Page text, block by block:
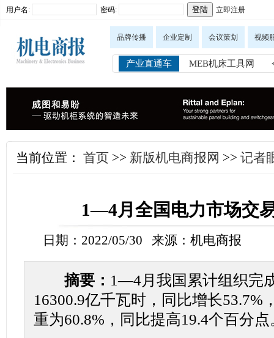
用户名: 密码: 立即注册
品牌传播 企业定制 会议策划 视频
产业直通车 MEB机床工具网
当前位置： 首页 >> 新版机电商报网 >> 记者
1—4月全国电力市场交
日期：2022/05/30 来源：机电商报
摘要： 1—4月我国累计组织完
16300.9亿千瓦时，同比增长53.7%
重为60.8%，同比提高19.4个百分点